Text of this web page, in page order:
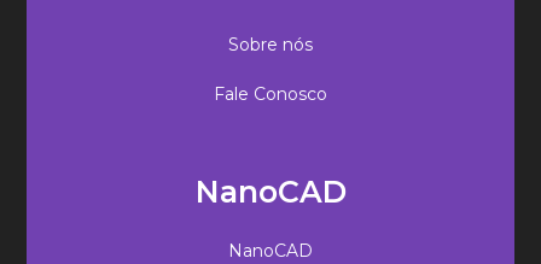
Sobre nós
Fale Conosco
NanoCAD
NanoCAD